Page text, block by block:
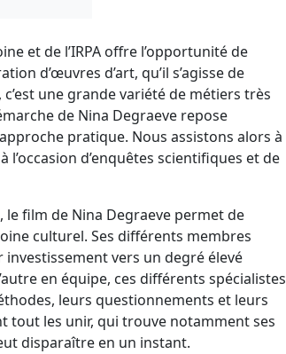
et de l’IRPA offre l’opportunité de
d’œuvres d’art, qu’il s’agisse de
une grande variété de métiers très
de Nina Degraeve repose
pratique. Nous assistons alors à
d’enquêtes scientifiques et de
le film de Nina Degraeve permet de
culturel. Ses différents membres
vers un degré élevé
en équipe, ces différents spécialistes
leurs questionnements et leurs
tout les unir, qui trouve notamment ses
disparaître en un instant.